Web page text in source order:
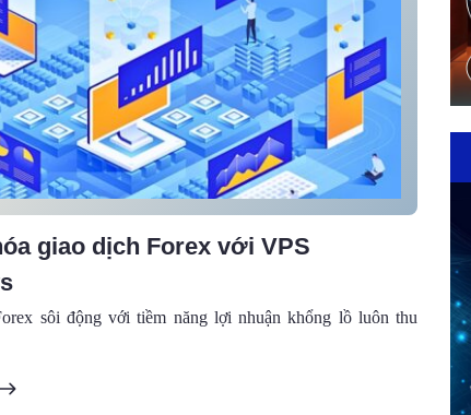
giao dịch Forex với VPS
sôi động với tiềm năng lợi nhuận khổng lồ luôn thu